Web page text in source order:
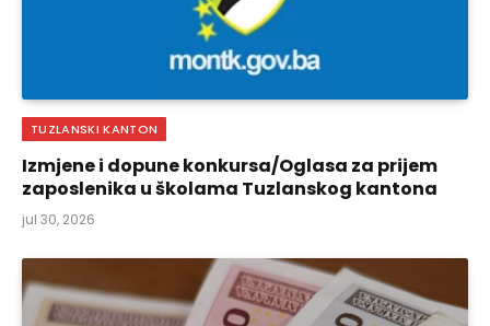
TUZLANSKI KANTON
Izmjene i dopune konkursa/Oglasa za prijem
zaposlenika u školama Tuzlanskog kantona
jul 30, 2026